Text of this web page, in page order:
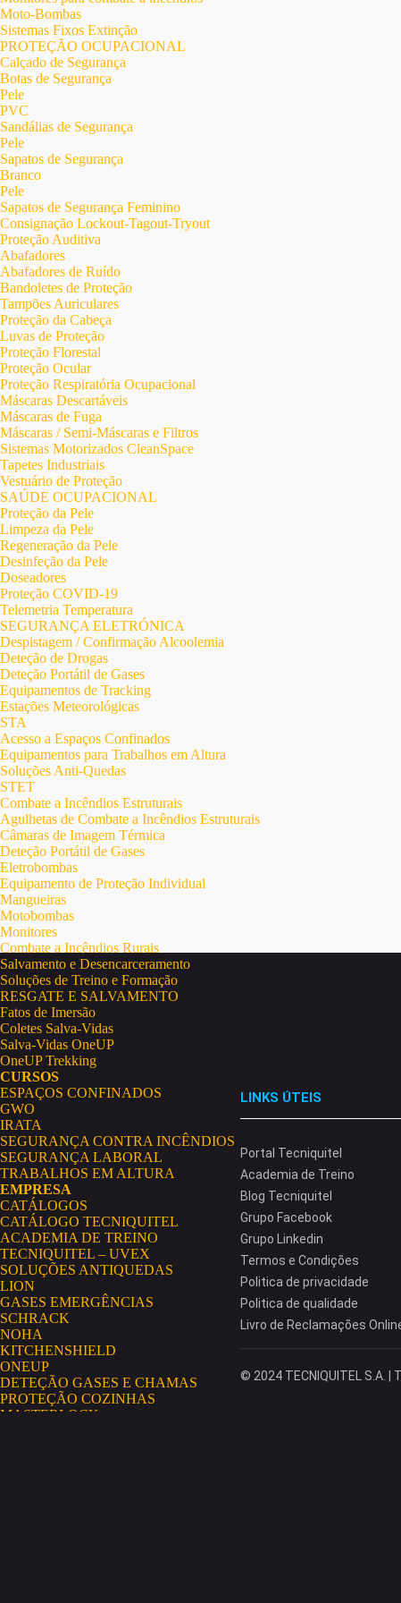
Moto-Bombas
Sistemas Fixos Extinção
PROTEÇÃO OCUPACIONAL
Calçado de Segurança
Botas de Segurança
Pele
PVC
Sandálias de Segurança
Pele
Sapatos de Segurança
Branco
Pele
Sapatos de Segurança Feminino
Consignação Lockout-Tagout-Tryout
Proteção Auditiva
Abafadores
Abafadores de Ruído
Bandoletes de Proteção
Tampões Auriculares
Proteção da Cabeça
Luvas de Proteção
Proteção Florestal
Proteção Ocular
Proteção Respiratória Ocupacional
Máscaras Descartáveis
Máscaras de Fuga
Máscaras / Semi-Máscaras e Filtros
Sistemas Motorizados CleanSpace
Tapetes Industriais
Vestuário de Proteção
SAÚDE OCUPACIONAL
Proteção da Pele
Limpeza da Pele
Regeneração da Pele
Desinfeção da Pele
Doseadores
Proteção COVID-19
Telemetria Temperatura
SEGURANÇA ELETRÓNICA
Despistagem / Confirmação Alcoolemia
Deteção de Drogas
Deteção Portátil de Gases
Equipamentos de Tracking
Estações Meteorológicas
STA
Acesso a Espaços Confinados
Equipamentos para Trabalhos em Altura
Soluções Anti-Quedas
STET
Combate a Incêndios Estruturais
Agulhetas de Combate a Incêndios Estruturais
Câmaras de Imagem Térmica
Deteção Portátil de Gases
Eletrobombas
Equipamento de Proteção Individual
Mangueiras
Motobombas
Monitores
Combate a Incêndios Rurais
Salvamento e Desencarceramento
Soluções de Treino e Formação
RESGATE E SALVAMENTO
Fatos de Imersão
Coletes Salva-Vidas
Salva-Vidas OneUP
OneUP Trekking
CURSOS
ESPAÇOS CONFINADOS
GWO
IRATA
SEGURANÇA CONTRA INCÊNDIOS
SEGURANÇA LABORAL
TRABALHOS EM ALTURA
EMPRESA
CATÁLOGOS
CATÁLOGO TECNIQUITEL
ACADEMIA DE TREINO
TECNIQUITEL – UVEX
SOLUÇÕES ANTIQUEDAS
LION
GASES EMERGÊNCIAS
SCHRACK
NOHA
KITCHENSHIELD
ONEUP
DETEÇÃO GASES E CHAMAS
PROTEÇÃO COZINHAS
MASTERLOCK
LINKS ÚTEIS
Portal Tecniquitel
Academia de Treino
Blog Tecniquitel
Grupo Facebook
Grupo Linkedin
Termos e Condições
Politica de privacidade
Politica de qualidade
Livro de Reclamações
© 2024 TECNIQUITEL S.A.